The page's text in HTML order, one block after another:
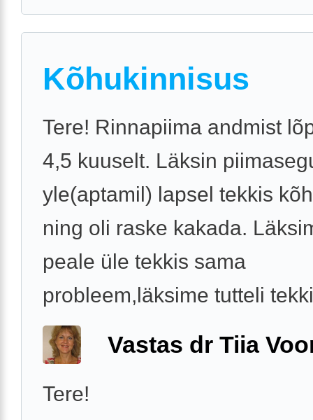
Kõhukinnisus
Tere! Rinnapiima andmist
4,5 kuuselt. Läksin
yle(aptamil) lapsel tekkis
ning oli raske kakada.
peale üle tekkis sama
probleem,läksime tutteli
Vastas dr Tiia
Tere!